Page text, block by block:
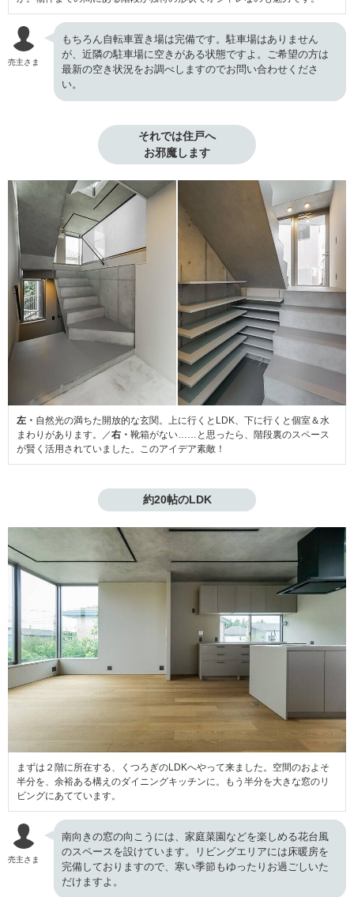
売主さま
もちろん自転車置き場は完備です。駐車場はありません
が、近隣の駐車場に空きがある状態ですよ。ご希望の方は
最新の空き状況をお調べしますのでお問い合わせくださ
い。
それでは住戸へ
お邪魔します
左・ 自然光の満ちた開放的な玄関。上に行くとLDK、下に行くと個室＆水
まわりがあります。／右・ 靴箱がない……と思ったら、階段裏のスペース
が賢く活用されていました。このアイデア素敵！
約20帖のLDK
まずは２階に所在する、くつろぎのLDKへやって来ました。空間のおよそ
半分を、余裕ある構えのダイニングキッチンに。もう半分を大きな窓のリ
ビングにあてています。
売主さま
南向きの窓の向こうには、家庭菜園などを楽しめる花台風
のスペースを設けています。リビングエリアには床暖房を
完備しておりますので、寒い季節もゆったりお過ごしいた
だけますよ。